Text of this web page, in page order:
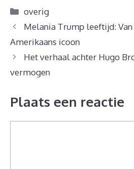
Categorieën
overig
Melania Trump leeftijd:
Amerikaans icoon
Het verhaal achter Hugo
vermogen
Plaats een reactie